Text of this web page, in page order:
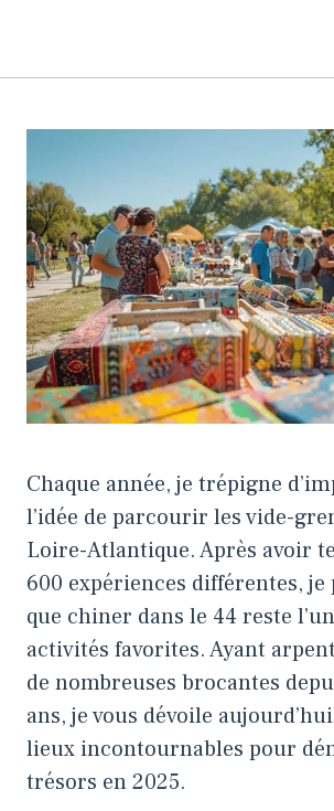
Chaque année, je trépigne
l’idée de parcourir les vide-
Loire-Atlantique. Après avoir
600 expériences différentes,
que chiner dans le 44 reste
activités favorites. Ayant
de nombreuses brocantes
ans, je vous dévoile
lieux incontournables pour
trésors en 2025.